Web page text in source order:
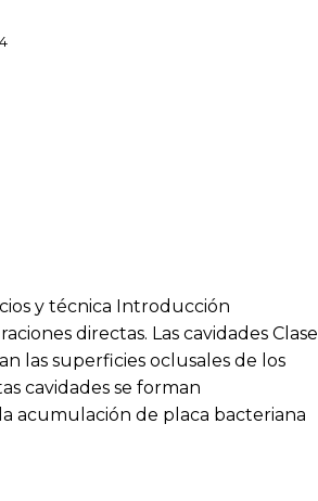
y técnica Introducción
directas. Las cavidades Clase
las superficies oclusales de los
cavidades se forman
acumulación de placa bacteriana